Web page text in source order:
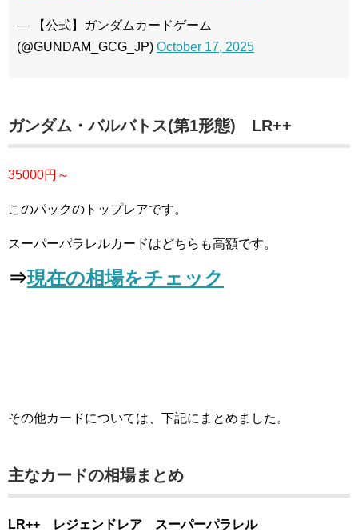
— 【公式】ガンダムカードゲーム
(@GUNDAM_GCG_JP) October 17, 2025
ガンダム・バルバトス(第1形態) LR++
35000円～
このパックのトップレアです。
スーパーパラレルカードはどちらも高額です。
⇒現在の相場をチェック
その他カードについては、下記にまとめました。
主なカードの相場まとめ
LR++ レジェンドレア スーパーパラレル